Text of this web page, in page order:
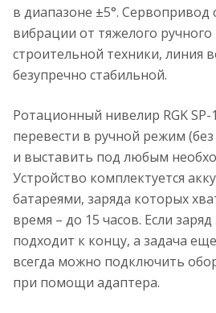
в диапазоне ±5°. Сервопривод
вибрации от тяжелого
строительной техники, линия
безупречно стабильной.
Ротационный нивелир RGK
перевести в ручной режим
и выставить под любым
Устройство комплектуется
батареями, заряда которых
время – до 15 часов. Если
подходит к концу, а задача
всегда можно подключить
при помощи адаптера.